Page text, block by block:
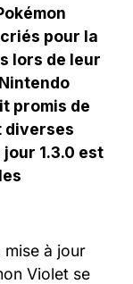
pour la
lors de leur
promis de
diverses
jour 1.3.0 est
à jour
Violet se